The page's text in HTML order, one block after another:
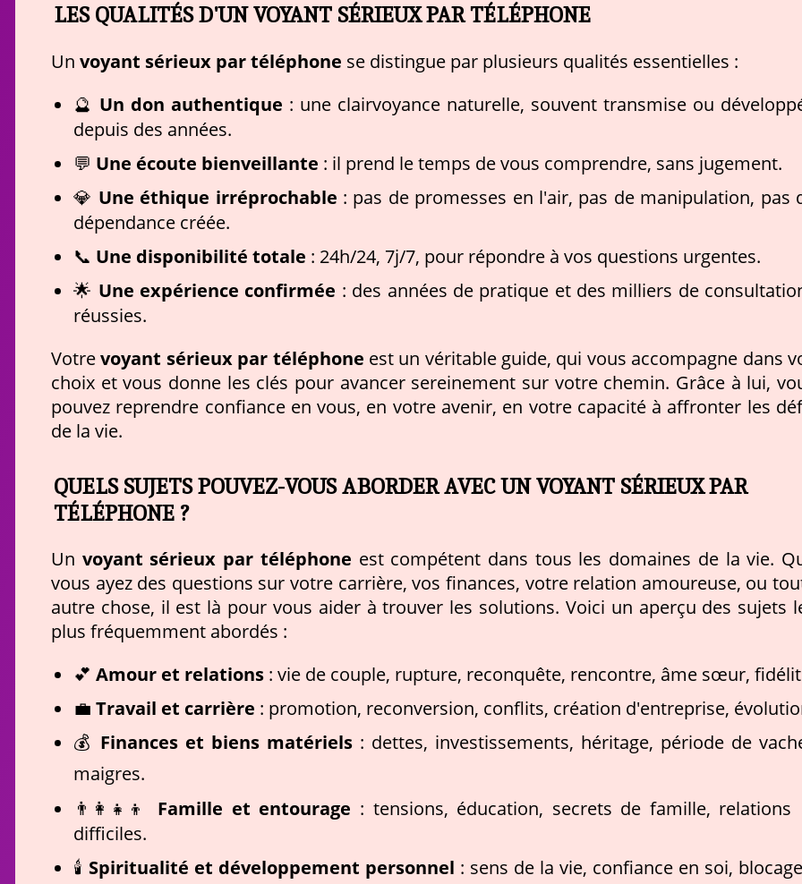
LES QUALITÉS D'UN VOYANT SÉRIEUX PAR TÉLÉPHONE
Un voyant sérieux par téléphone se distingue par plusieurs qualités essentielles :
🔮 Un don authentique : une clairvoyance naturelle, souvent transmise ou
depuis des années.
💬 Une écoute bienveillante : il prend le temps de vous comprendre, sans jugement.
💎 Une éthique irréprochable : pas de promesses en l'air, pas de manipulation, pas
dépendance créée.
📞 Une disponibilité totale : 24h/24, 7j/7, pour répondre à vos questions urgentes.
🌟 Une expérience confirmée : des années de pratique et des milliers de
réussies.
Votrevoyant sérieux par téléphone est un véritable guide, qui vous accompagne dans
choix et vous donne les clés pour avancer sereinement sur votre chemin. Grâce à lui,
pouvez reprendre confiance en vous, en votre avenir, en votre capacité à affronter les
de la vie.
QUELS SUJETS POUVEZ-VOUS ABORDER AVEC UN VOYANT SÉRIEUX PAR
TÉLÉPHONE ?
Un voyant sérieux par téléphone est compétent dans tous les domaines de la vie.
vous ayez des questions sur votre carrière, vos finances, votre relation amoureuse, ou
autre chose, il est là pour vous aider à trouver les solutions. Voici un aperçu des sujets
plus fréquemment abordés :
💕 Amour et relations : vie de couple, rupture, reconquête, rencontre, âme sœur,
💼 Travail et carrière : promotion, reconversion, conflits, création d'entreprise,
💰 Finances et biens matériels : dettes, investissements, héritage, période de
maigres.
👨‍👩‍👧‍👦 Famille et entourage : tensions, éducation, secrets de famille, relations
difficiles.
🕯️ Spiritualité et développement personnel : sens de la vie, confiance en soi,